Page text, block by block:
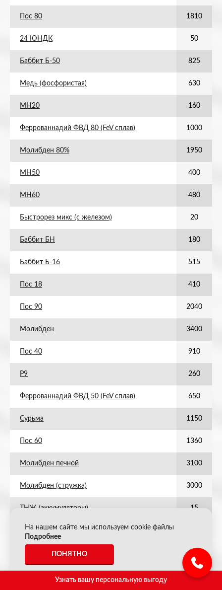
Пос 80 1810
24 ЮНДК 50
Баббит Б-50 825
Медь (фосфористая) 630
МН20 160
Феррованнадий ФВД 80 (FeV сплав) 1000
Молибден 80% 1950
МН50 400
МН60 480
Быстрорез микс (с железом) 20
Баббит БН 180
Баббит Б-16 515
Пос 18 410
Пос 90 2040
Молибден 3400
Пос 40 910
Р9 260
Феррованнадий ФВД 50 (FeV сплав) 650
Сурьма 1150
Пос 60 1360
Молибден печной 3100
Молибден (стружка) 3000
ТНЖ (аккумуляторы) 15
Р18
ВК ТК без наплавок (нов) 3800
680
На нашем сайте мы используем cookie файлы
Подробнее
ПОНЯТНО
Узнать вашу персональную выгоду